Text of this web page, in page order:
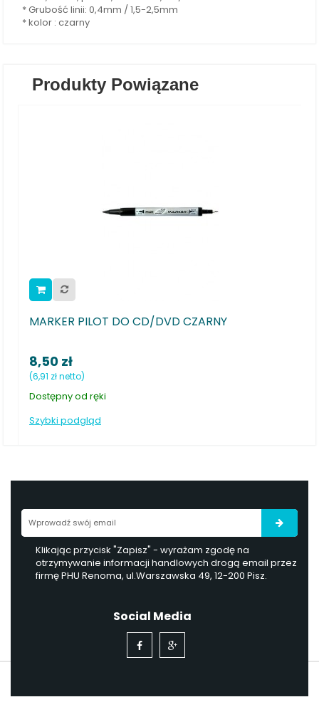
* Grubość linii: 0,4mm / 1,5-2,5mm
* kolor : czarny
Produkty Powiązane
PILOT DO CD/DVD CZARNY
netto)
od ręki
podgląd
Klikając przycisk "Zapisz" - wyrażam zgodę na
otrzymywanie informacji handlowych drogą email przez
firmę PHU Renoma, ul.Warszawska 49, 12-200 Pisz.
Social Media